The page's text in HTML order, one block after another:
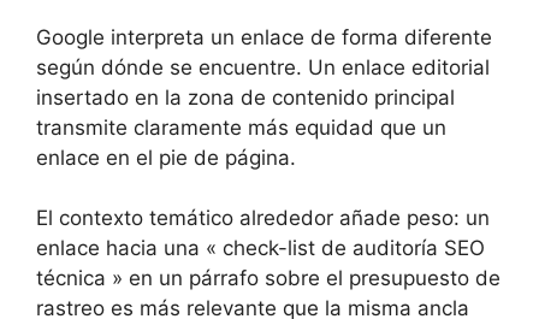
Google interpreta un enlace de forma diferente
según dónde se encuentre. Un enlace editorial
insertado en la zona de contenido principal
transmite claramente más equidad que un
enlace en el pie de página.
El contexto temático alrededor añade peso: un
enlace hacia una « check-list de auditoría SEO
técnica » en un párrafo sobre el presupuesto de
rastreo es más relevante que la misma ancla